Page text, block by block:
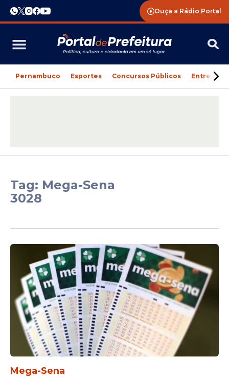
Ouça a Rádio Portal
Pernambuco Esportes Concursos Públicos
Tag: Mega-Sena
3028
Mega-Sena